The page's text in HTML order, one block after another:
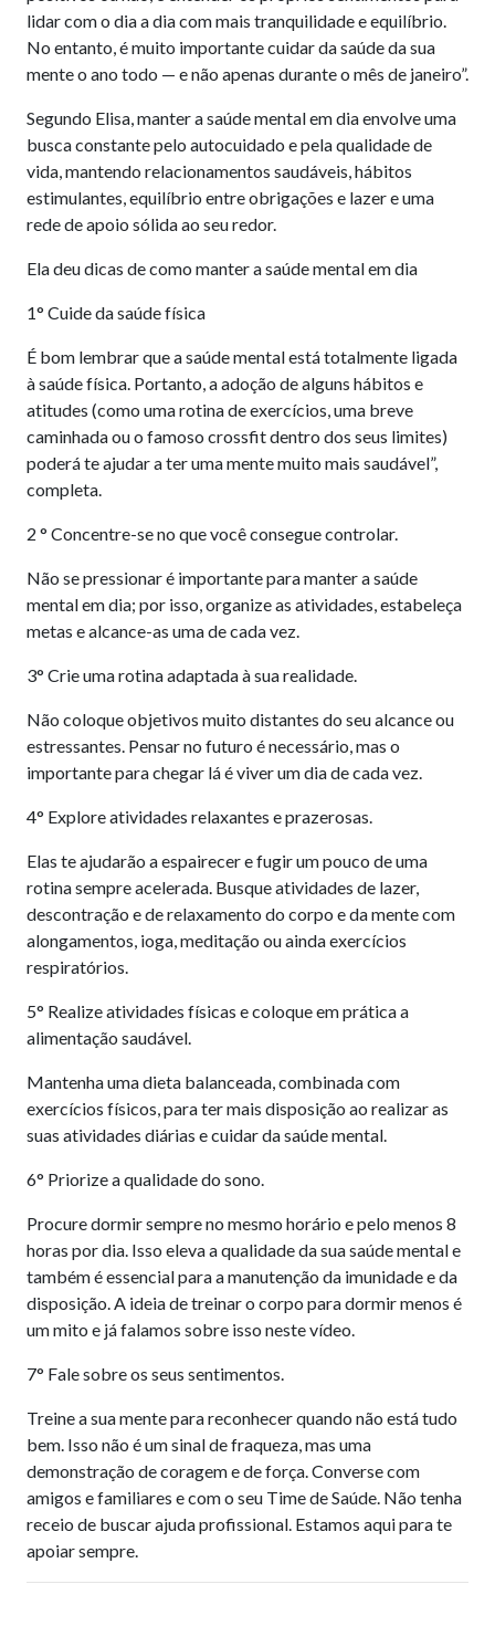
lidar com o dia a dia com mais tranquilidade e equilíbrio.
No entanto, é muito importante cuidar da saúde da sua
mente o ano todo — e não apenas durante o mês de janeiro”.
Segundo Elisa, manter a saúde mental em dia envolve uma
busca constante pelo autocuidado e pela qualidade de
vida, mantendo relacionamentos saudáveis, hábitos
estimulantes, equilíbrio entre obrigações e lazer e uma
rede de apoio sólida ao seu redor.
Ela deu dicas de como manter a saúde mental em dia
1° Cuide da saúde física
É bom lembrar que a saúde mental está totalmente ligada
à saúde física. Portanto, a adoção de alguns hábitos e
atitudes (como uma rotina de exercícios, uma breve
caminhada ou o famoso crossfit dentro dos seus limites)
poderá te ajudar a ter uma mente muito mais saudável”,
completa.
2 ° Concentre-se no que você consegue controlar.
Não se pressionar é importante para manter a saúde
mental em dia; por isso, organize as atividades, estabeleça
metas e alcance-as uma de cada vez.
3° Crie uma rotina adaptada à sua realidade.
Não coloque objetivos muito distantes do seu alcance ou
estressantes. Pensar no futuro é necessário, mas o
importante para chegar lá é viver um dia de cada vez.
4° Explore atividades relaxantes e prazerosas.
Elas te ajudarão a espairecer e fugir um pouco de uma
rotina sempre acelerada. Busque atividades de lazer,
descontração e de relaxamento do corpo e da mente com
alongamentos, ioga, meditação ou ainda exercícios
respiratórios.
5° Realize atividades físicas e coloque em prática a
alimentação saudável.
Mantenha uma dieta balanceada, combinada com
exercícios físicos, para ter mais disposição ao realizar as
suas atividades diárias e cuidar da saúde mental.
6° Priorize a qualidade do sono.
Procure dormir sempre no mesmo horário e pelo menos 8
horas por dia. Isso eleva a qualidade da sua saúde mental e
também é essencial para a manutenção da imunidade e da
disposição. A ideia de treinar o corpo para dormir menos é
um mito e já falamos sobre isso neste vídeo.
7° Fale sobre os seus sentimentos.
Treine a sua mente para reconhecer quando não está tudo
bem. Isso não é um sinal de fraqueza, mas uma
demonstração de coragem e de força. Converse com
amigos e familiares e com o seu Time de Saúde. Não tenha
receio de buscar ajuda profissional. Estamos aqui para te
apoiar sempre.